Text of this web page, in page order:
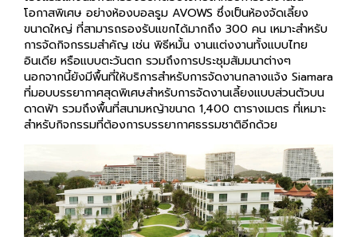
ขนาดใหญ่ ที่สามารถรองรับแขกได้มากถึง 300 คน เหมาะสำหรับ
การจัดกิจกรรมสำคัญ เช่น พิธีหมั้น งานแต่งงานทั้งแบบไทย
อินเดีย หรือแบบตะวันตก รวมถึงการประชุมสัมมนาต่างๆ
นอกจากนี้ยังมีพื้นที่ให้บริการสำหรับการจัดงานกลางแจ้ง Siamara
ที่มอบบรรยากาศสุดพิเศษสำหรับการจัดงานเลี้ยงแบบส่วนตัวบน
ดาดฟ้า รวมถึงพื้นที่สนามหญ้าขนาด 1,400 ตารางเมตร ที่เหมาะ
สำหรับกิจกรรมที่ต้องการบรรยากาศธรรมชาติอีกด้วย